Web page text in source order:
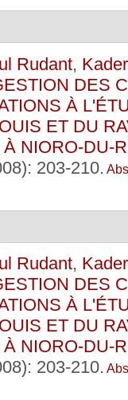
Rudant,
DES
À
ET DU
NIORO-DU-
203-210.
Rudant,
DES
À
ET DU
NIORO-DU-
203-210.